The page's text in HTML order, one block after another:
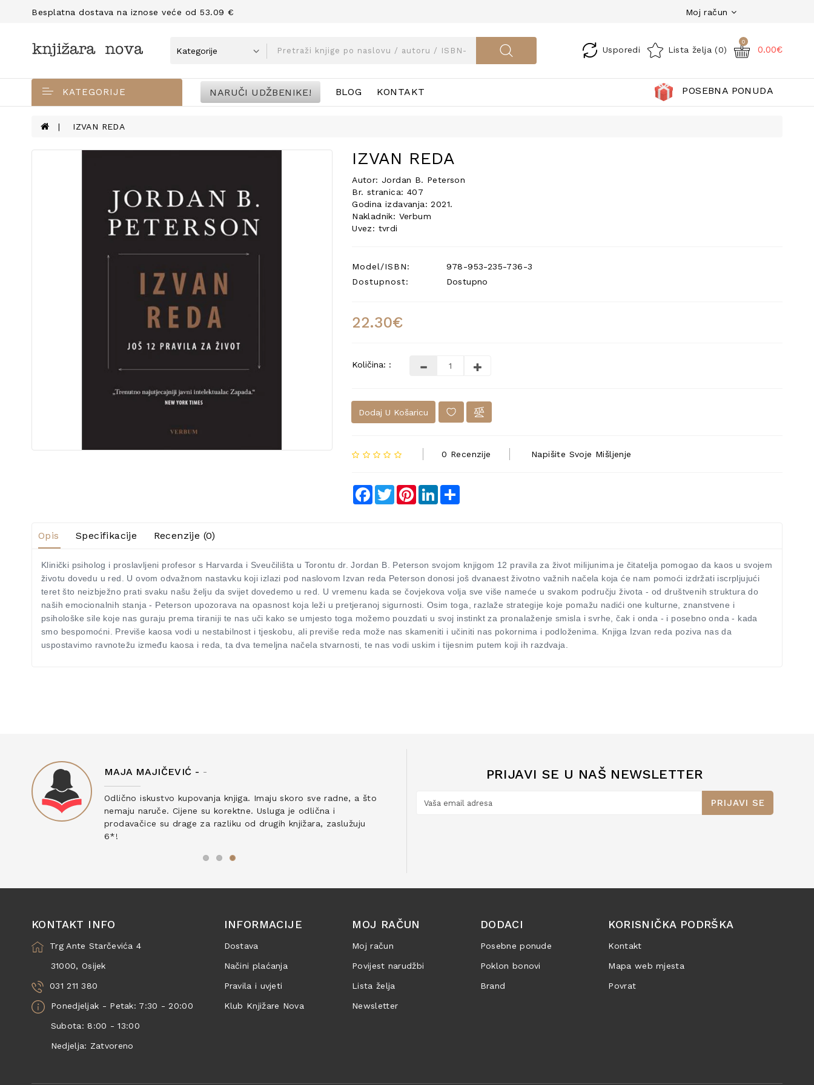
Besplatna dostava na iznose veće od 53.09 € Moj račun
Usporedi Lista želja (0)
0
0.00€
KATEGORIJE NARUČI UDŽBENIKE! BLOG KONTAKT POSEBNA PONUDA
IZVAN REDA
IZVAN REDA
Autor: Jordan B. Peterson
Br. stranica: 407
Godina izdavanja: 2021.
Nakladnik: Verbum
Uvez: tvrdi
Model/ISBN:
978-953-235-736-3
Dostupnost:
Dostupno
22.30€
Količina: :
Dodaj U Košaricu
0 Recenzije Napišite Svoje Mišljenje
Facebook
TwitterPinterestLinkedIn
Opis Specifikacije Recenzije (0)
Klinički psiholog i proslavljeni profesor s Harvarda i Sveučilišta u Torontu dr. Jordan B. Peterson svojom knjigom 12 pravila za život milijunima je čitatelja pomogao da kaos u svojem
životu dovedu u red. U ovom odvažnom nastavku koji izlazi pod naslovom Izvan reda Peterson donosi još dvanaest životno važnih načela koja će nam pomoći izdržati iscrpljujući
teret što neizbježno prati svaku našu želju da svijet dovedemo u red. U vremenu kada se čovjekova volja sve više nameće u svakom području života - od društvenih struktura do
naših emocionalnih stanja - Peterson upozorava na opasnost koja leži u pretjeranoj sigurnosti. Osim toga, razlaže strategije koje pomažu nadići one kulturne, znanstvene i
psihološke sile koje nas guraju prema tiraniji te nas uči kako se umjesto toga možemo pouzdati u svoj instinkt za pronalaženje smisla i svrhe, čak i onda - i posebno onda - kada
smo bespomoćni. Previše kaosa vodi u nestabilnost i tjeskobu, ali previše reda može nas skameniti i učiniti nas pokornima i podloženima. Knjiga Izvan reda poziva nas da
uspostavimo ravnotežu između kaosa i reda, ta dva temeljna načela stvarnosti, te nas vodi uskim i tijesnim putem koji ih razdvaja.
MAJA MAJIČEVIĆ - -
Odlično iskustvo kupovanja knjiga. Imaju skoro sve radne, a što
nemaju naruče. Cijene su korektne. Usluga je odlična i
prodavačice su drage za razliku od drugih knjižara, zaslužuju
6*!
PRIJAVI SE U NAŠ NEWSLETTER
PRIJAVI SE
KONTAKT INFO
Trg Ante Starčevića 4
31000, Osijek
031 211 380
Ponedjeljak - Petak: 7:30 - 20:00
Subota: 8:00 - 13:00
Nedjelja: Zatvoreno
INFORMACIJE
Dostava
Načini plaćanja
Pravila i uvjeti
Klub Knjižare Nova
MOJ RAČUN
Moj račun
Povijest narudžbi
Lista želja
Newsletter
DODACI
Posebne ponude
Poklon bonovi
Brand
KORISNIČKA PODRŠKA
Kontakt
Mapa web mjesta
Povrat